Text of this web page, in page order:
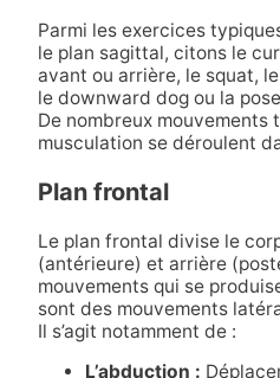
Parmi les exercices
le plan sagittal, citons le
avant ou arrière, le squat,
le downward dog ou la
De nombreux mouvements
musculation se déroulent
Plan frontal
Le plan frontal divise le
(antérieure) et arrière
mouvements qui se
sont des mouvements
Il s’agit notamment de :
L’abduction :